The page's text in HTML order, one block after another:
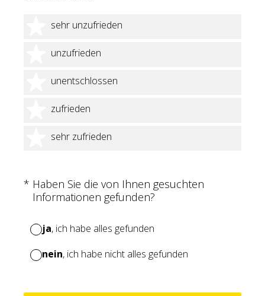
sehr unzufrieden
1 Stern
unzufrieden
2 Sterne
unentschlossen
3 Sterne
zufrieden
4 Sterne
sehr zufrieden
5 Sterne
* Haben Sie die von Ihnen gesuchten
Informationen gefunden?
(Erforderlich.)
ja, ich habe alles gefunden
nein, ich habe nicht alles gefunden